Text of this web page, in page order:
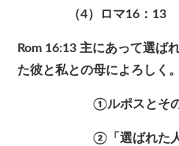
（4）ロマ16：13
Rom 16:13 主にあって選ば
た彼と私との母によろしく。
①ルポスとその母の
②「選ばれた人」と